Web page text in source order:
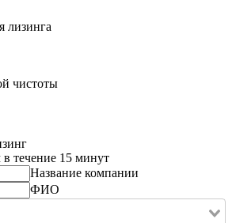
лизинга
чистоты
течение 15 минут
Название компании
ФИО